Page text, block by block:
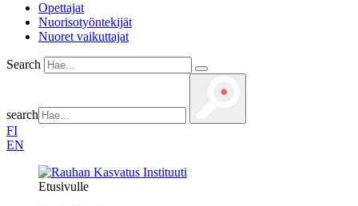
Opettajat
Nuorisotyöntekijät
Nuoret vaikuttajat
Search
search
FI
EN
Etusivulle